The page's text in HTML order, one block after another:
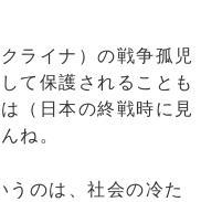
ライナ）の戦争孤児
て保護されることも
（日本の終戦時に見
ね。
うのは、社会の冷た